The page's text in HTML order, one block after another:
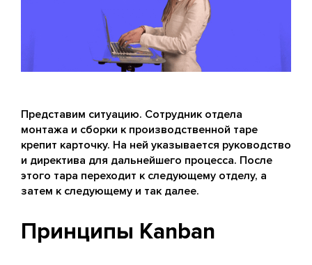
Представим ситуацию. Сотрудник отдела
монтажа и сборки к производственной таре
крепит карточку. На ней указывается руководство
и директива для дальнейшего процесса. После
этого тара переходит к следующему отделу, а
затем к следующему и так далее.
Принципы Kanban